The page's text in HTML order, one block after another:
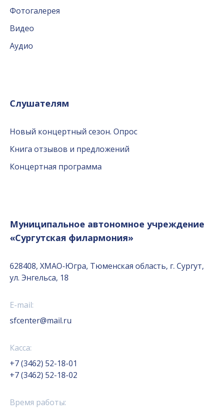
Фотогалерея
Видео
Аудио
Слушателям
Новый концертный сезон. Опрос
Книга отзывов и предложений
Концертная программа
Муниципальное автономное учреждение
«Сургутская филармония»
628408, ХМАО-Югра, Тюменская область, г. Сургут,
ул. Энгельса, 18
E-mail:
sfcenter@mail.ru
Касса:
+7 (3462) 52-18-01
+7 (3462) 52-18-02
Время работы: